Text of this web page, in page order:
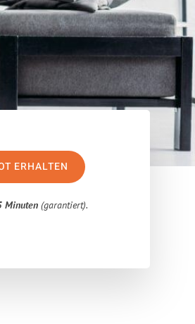
ERHALTEN
Minuten (garantiert).